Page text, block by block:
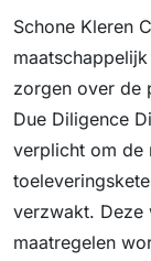
Schone Kleren
zorgen over de
Due Diligence
verplicht om de
verzwakt. Deze
maatregelen